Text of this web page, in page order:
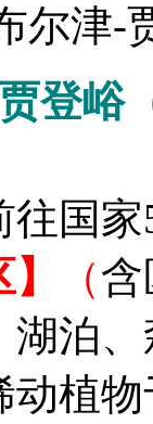
津-
贾登
国
（
湖泊
动植